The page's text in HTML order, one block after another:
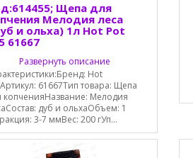
Щепа для
Мелодия леса
и ольха) 1л Hot Pot
61667
Развернуть описание
Hot
61667Тип товара: Щепа
копченияНазвание: Мелодия
дуб и ольхаОбъем: 1
3-7 ммВес: 200 гУп...